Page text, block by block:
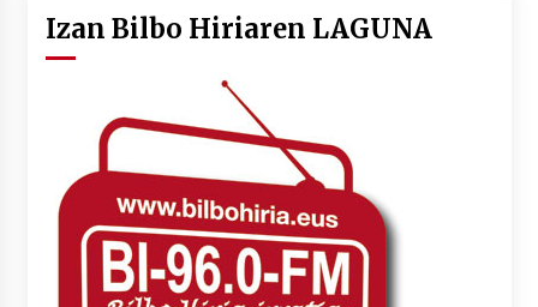
Izan Bilbo Hiriaren LAGUNA